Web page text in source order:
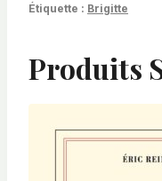
Étiquette : Brigitte
Produits